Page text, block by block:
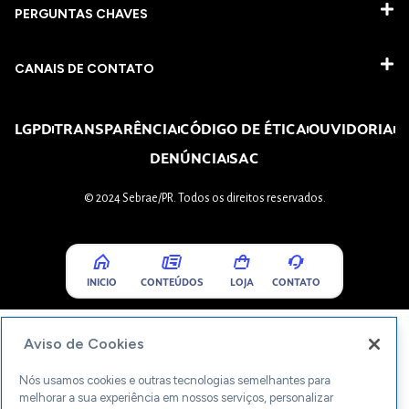
PERGUNTAS CHAVES​
CANAIS DE CONTATO
LGPDTRANSPARÊNCIACÓDIGO DE ÉTICAOUVIDORIA
DENÚNCIASAC
© 2024 Sebrae/PR. Todos os direitos reservados.
INICIO CONTEÚDOS LOJA CONTATO
Aviso de Cookies
Nós usamos cookies e outras tecnologias semelhantes para
melhorar a sua experiência em nossos serviços, personalizar